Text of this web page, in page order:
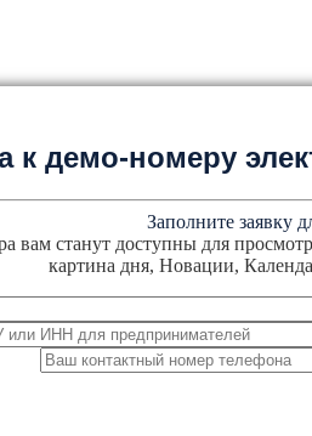
к демо-номеру
Заполните заявку
вам станут доступны для
картина дня, Новации,